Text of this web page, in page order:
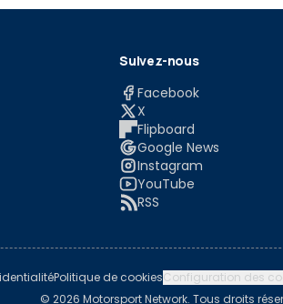
Suivez-nous
Facebook
X
Flipboard
Google News
Instagram
YouTube
RSS
Politique de cookiesConfiguration des
© 2026 Motorsport Network. Tous droits